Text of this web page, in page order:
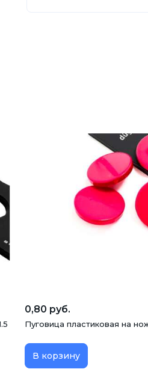
0,80 руб.
Пуговица пластиковая на
В корзину